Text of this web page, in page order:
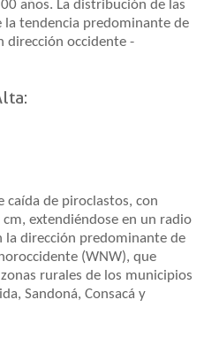
años. La distribución de las
la tendencia predominante de
dirección occidente -
caída de piroclastos, con
extendiéndose en un radio
la dirección predominante de
(WNW), que
rurales de los municipios
Sandoná, Consacá y